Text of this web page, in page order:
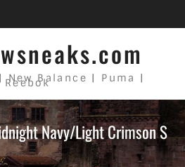
Balance | Puma |
Reebok
Navy/Light Crimson S